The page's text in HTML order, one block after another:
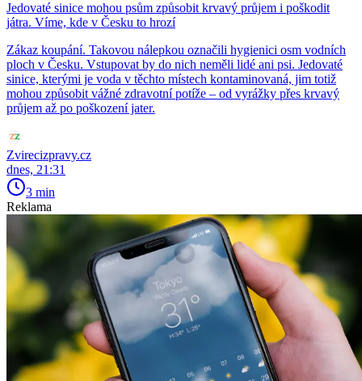
Jedovaté sinice mohou psům způsobit krvavý průjem i poškodit
játra. Víme, kde v Česku to hrozí
Zákaz koupání. Takovou nálepkou označili hygienici osm vodních
ploch v Česku. Vstupovat by do nich neměli lidé ani psi. Jedovaté
sinice, kterými je voda v těchto místech kontaminovaná, jim totiž
mohou způsobit vážné zdravotní potíže – od vyrážky přes krvavý
průjem až po poškození jater.
Zvirecizpravy.cz
dnes, 21:31
3 min
Reklama